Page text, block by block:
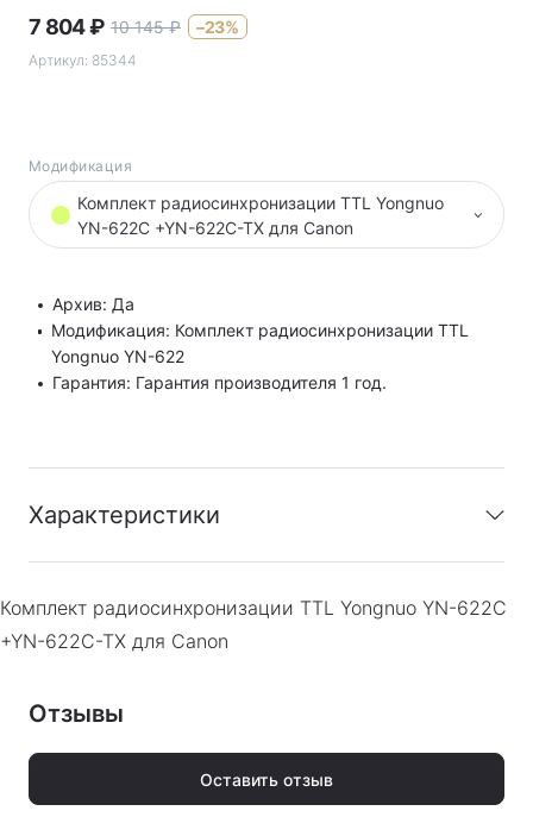
7 804₽ 10 145 ₽ –23%
Артикул: 85344
Модификация
Комплект радиосинхронизации TTL Yongnuo
YN-622C +YN-622C-TX для Canon
Архив: Да
Модификация: Комплект радиосинхронизации TTL
Yongnuo YN-622
Гарантия: Гарантия производителя 1 год.
Характеристики
Модификация:
Комплект радиосинхронизации TTL
Гарантия:
Тип
комплект
Комплект радиосинхронизации TTL Yongnuo YN-622C
+YN-622C-TX для Canon
Отзывы
Оставить отзыв